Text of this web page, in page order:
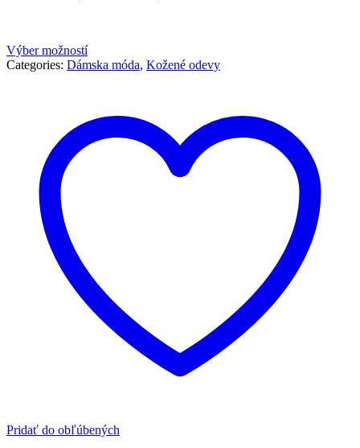
Výber možností
Categories: Dámska móda, Kožené odevy
Pridať do obľúbených